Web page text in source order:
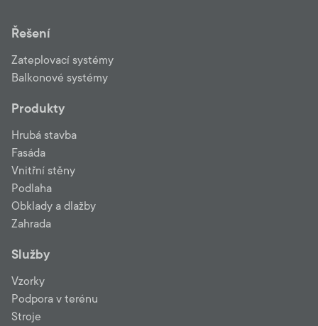
Řešení
Zateplovací systémy
Balkonové systémy
Produkty
Hrubá stavba
Fasáda
Vnitřní stěny
Podlaha
Obklady a dlažby
Zahrada
Služby
Vzorky
Podpora v terénu
Stroje